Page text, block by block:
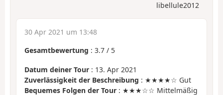
libellule2012
30 Apr 2021 um 13:48
Gesamtbewertung : 3.7 / 5
Datum deiner Tour : 13. Apr 2021
Zuverlässigkeit der Beschreibung : ★★★★☆ Gut
Bequemes Folgen der Tour : ★★★☆☆ Mittelmäßig